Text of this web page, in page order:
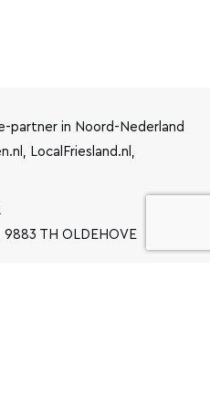
partner in Noord-Nederland
LocalFriesland.nl,
9883 TH OLDEHOVE